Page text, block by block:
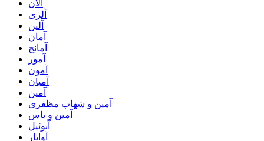
آلان
آلزی
آلین
آمان
آمانج
آمور
آمون
آمیان
آمین
آمین و شهاب مظفری
آمین و یاس
آنوئیل
آواتار